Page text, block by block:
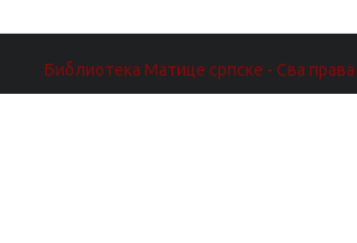
Библиотека Матице српске - Сва